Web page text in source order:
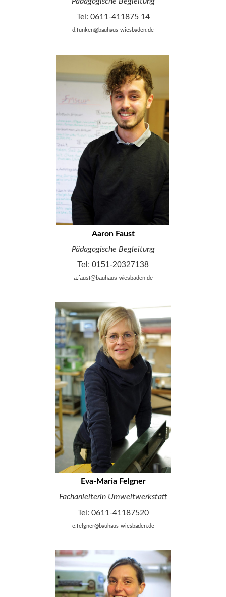
Tel: 0611-411875 14
d.funken@bauhaus-wiesbaden.de
Aaron Faust
Pädagogische Begleitung
Tel: 0151-20327138
a.faust@bauhaus-wiesbaden.de
Eva-Maria Felgner
Fachanleiterin Umweltwerkstatt
Tel: 0611-41187520
e.felgner@bauhaus-wiesbaden.de